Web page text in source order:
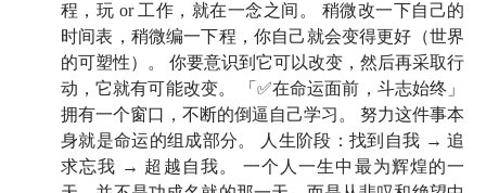
41:07珠峰就在头顶，天公作美，而你资源充沛，你能
不上吗？别人觉得苦，但我心里乐着呢
45:55一个穷孩子眼里的「尽力」：抓住机会往前
「拱」，世界处处是资源
程，玩 or 工作，就在一念之间。 稍微改一下自己的
时间表，稍微编一下程，你自己就会变得更好（世界
的可塑性）。 你要意识到它可以改变，然后再采取行
动，它就有可能改变。 「✅在命运面前，斗志始终」
拥有一个窗口，不断的倒逼自己学习。 努力这件事本
身就是命运的组成部分。 人生阶段：找到自我 → 追
求忘我 → 超越自我。 一个人一生中最为辉煌的一